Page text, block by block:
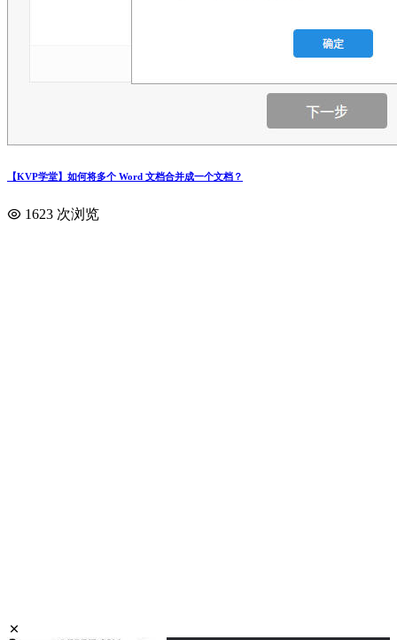
【KVP学堂】如何将多个 Word 文档合并成一个文档？
1623 次浏览